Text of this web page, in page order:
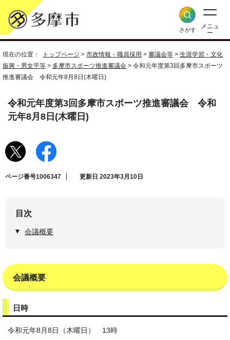
さがす
メニュ
ー
現在の位置： トップページ > 市政情報・職員採用 > 審議会等 > 生涯学習・文化
振興・男女平等 > 多摩市スポーツ推進審議会 > 令和元年度第3回多摩市スポーツ
推進審議会 令和元年8月8日(木曜日)
令和元年度第3回多摩市スポーツ推進審議会 令和
元年8月8日(木曜日)
ページ番号1006347 更新日 2023年3月10日
目次
会議概要
会議概要
日時
令和元年8月8日（木曜日） 13時